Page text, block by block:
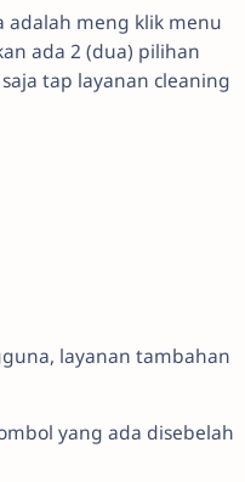
adalah meng klik menu
ada 2 (dua) pilihan
tap layanan cleaning
layanan tambahan
yang ada disebelah